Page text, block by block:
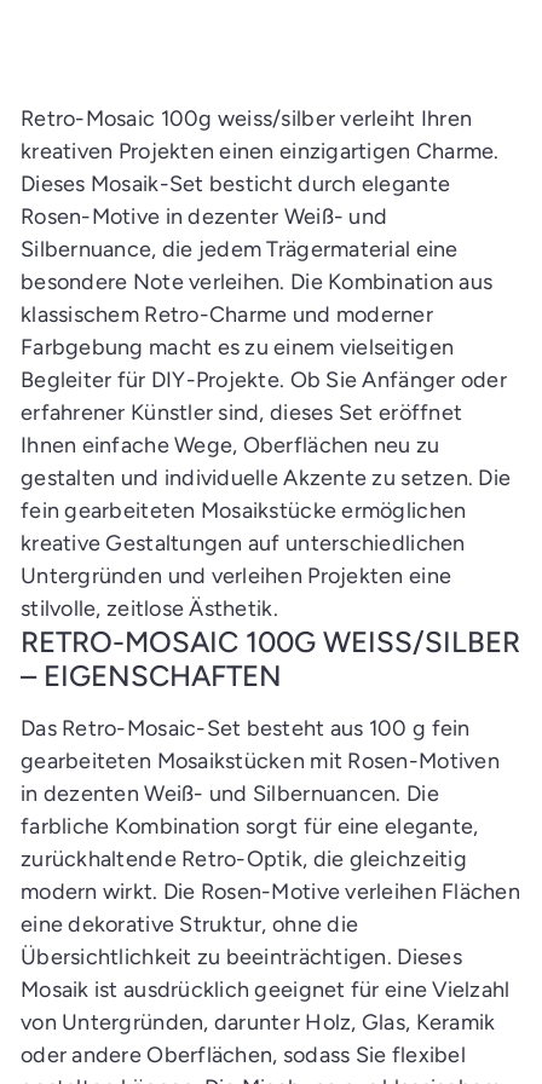
n
a
u
s
a
e
n
l
e
g
e
Retro-Mosaic 100g weiss/silber verleiht Ihren
kreativen Projekten einen einzigartigen Charme.
Dieses Mosaik-Set besticht durch elegante
Rosen-Motive in dezenter Weiß- und
Silbernuance, die jedem Trägermaterial eine
besondere Note verleihen. Die Kombination aus
klassischem Retro-Charme und moderner
Farbgebung macht es zu einem vielseitigen
Begleiter für DIY-Projekte. Ob Sie Anfänger oder
erfahrener Künstler sind, dieses Set eröffnet
Ihnen einfache Wege, Oberflächen neu zu
gestalten und individuelle Akzente zu setzen. Die
fein gearbeiteten Mosaikstücke ermöglichen
kreative Gestaltungen auf unterschiedlichen
Untergründen und verleihen Projekten eine
stilvolle, zeitlose Ästhetik.
RETRO-MOSAIC 100G WEISS/SILBER
– EIGENSCHAFTEN
Das Retro-Mosaic-Set besteht aus 100 g fein
gearbeiteten Mosaikstücken mit Rosen-Motiven
in dezenten Weiß- und Silbernuancen. Die
farbliche Kombination sorgt für eine elegante,
zurückhaltende Retro-Optik, die gleichzeitig
modern wirkt. Die Rosen-Motive verleihen Flächen
eine dekorative Struktur, ohne die
Übersichtlichkeit zu beeinträchtigen. Dieses
Mosaik ist ausdrücklich geeignet für eine Vielzahl
von Untergründen, darunter Holz, Glas, Keramik
oder andere Oberflächen, sodass Sie flexibel